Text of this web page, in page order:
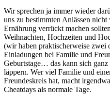
Wir sprechen ja immer wieder
uns zu bestimmten Anlässen nicht
Ernährung verrückt machen
Weihnachten, Hochzeiten und
(wir haben praktischerweise zwei
Einladungen bei Familie und
Geburtstage… das kann sich ganz
läppern. Wer viel Familie und
Freundeskreis hat, macht
Cheatdays als normale Tage.